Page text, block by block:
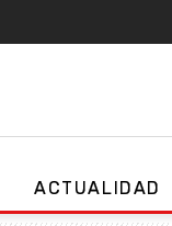
ACTUALIDAD